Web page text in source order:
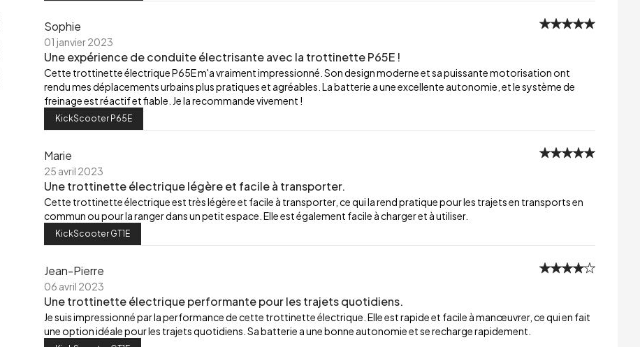
Sophie
01 janvier 2023
Une expérience de conduite électrisante avec la trottinette P65E !
Cette trottinette électrique P65E m'a vraiment impressionné. Son design moderne et sa puissante motorisation ont
rendu mes déplacements urbains plus pratiques et agréables. La batterie a une excellente autonomie, et le système de
freinage est réactif et fiable. Je la recommande vivement !
KickScooter P65E
Marie
25 avril 2023
Une trottinette électrique légère et facile à transporter.
Cette trottinette électrique est très légère et facile à transporter, ce qui la rend pratique pour les trajets en transports en
commun ou pour la ranger dans un petit espace. Elle est également facile à charger et à utiliser.
KickScooter GT1E
Jean-Pierre
06 avril 2023
Une trottinette électrique performante pour les trajets quotidiens.
Je suis impressionné par la performance de cette trottinette électrique. Elle est rapide et facile à manœuvrer, ce qui en fait
une option idéale pour les trajets quotidiens. Sa batterie a une bonne autonomie et se recharge rapidement.